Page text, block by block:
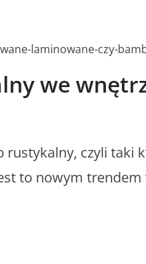
laminowane-czy-
we
rustykalny, czyli taki
to nowym trendem